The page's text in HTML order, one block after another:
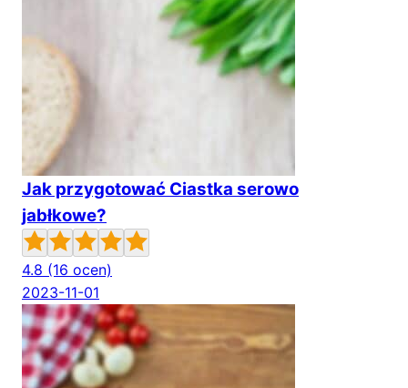
Jak przygotować Ciastka serowo
jabłkowe?
4.8 (16 ocen)
2023-11-01